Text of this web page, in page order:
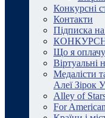
Конкурсні
Контакти
Підписка
Що я
Віртуальні
Медалісти
Алеї Зірок
Alley of
For